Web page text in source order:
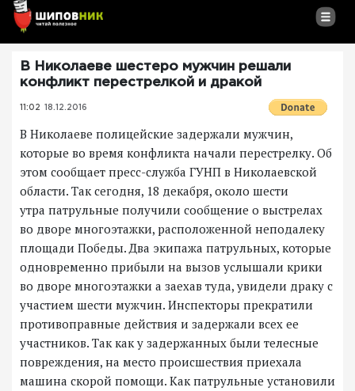
В Николаеве шестеро мужчин решали
конфликт перестрелкой и дракой
11:02 18.12.2016
В Николаеве полицейские задержали мужчин,
которые во время конфликта начали перестрелку. Об
этом сообщает пресс-служба ГУНП в Николаевской
области. Так сегодня, 18 декабря, около шести
утра патрульные получили сообщение о выстрелах
во дворе многоэтажки, расположенной неподалеку
площади Победы. Два экипажа патрульных, которые
одновременно прибыли на вызов услышали крики
во дворе многоэтажки а заехав туда, увидели драку с
участием шести мужчин. Инспекторы прекратили
противоправные действия и задержали всех ее
участников. Так как у задержанных были телесные
повреждения, на место происшествия приехала
машина скорой помощи. Как патрульные установили